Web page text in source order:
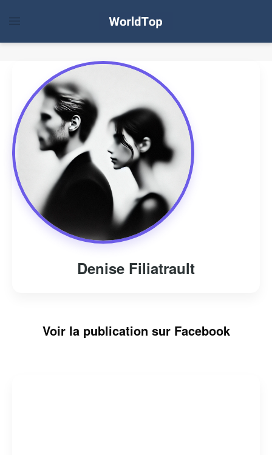
Denise Filiatrault
Voir la publication sur Facebook